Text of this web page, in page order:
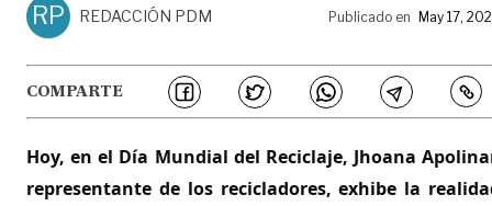
RP REDACCIÓN PDM Publicado en May 17,
COMPARTE
Hoy, en el Día Mundial del Reciclaje, Jhoana
representante de los recicladores, exhibe la